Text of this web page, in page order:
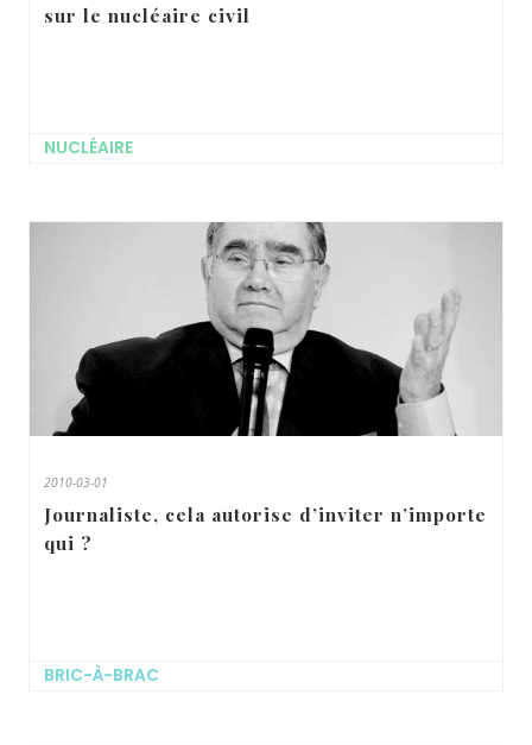
sur le nucléaire civil
NUCLÉAIRE
2010-03-01
Journaliste, cela autorise d’inviter n’importe
qui ?
BRIC-À-BRAC